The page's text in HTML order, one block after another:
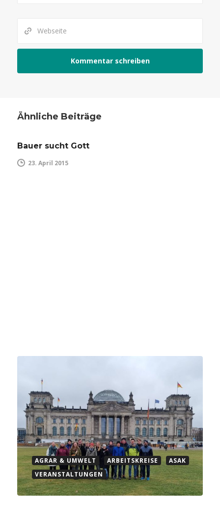
Ähnliche Beiträge
Bauer sucht Gott
23. April 2015
AGRAR & UMWELT ARBEITSKREISE
ASAK
VERANSTALTUNGEN